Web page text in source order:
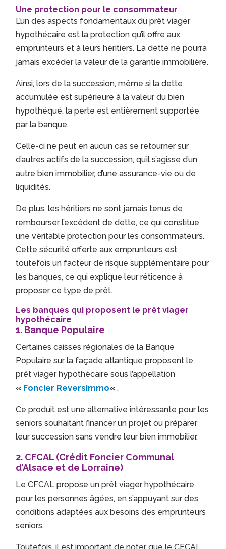
Une protection pour le consommateur
L’un des aspects fondamentaux du prêt viager
hypothécaire est la protection qu’il offre aux
emprunteurs et à leurs héritiers. La dette ne pourra
jamais excéder la valeur de la garantie immobilière.
Ainsi, lors de la succession, même si la dette
accumulée est supérieure à la valeur du bien
hypothéqué, la perte est entièrement supportée
par la banque.
Celle-ci ne peut en aucun cas se retourner sur
d’autres actifs de la succession, qu’il s’agisse d’un
autre bien immobilier, d’une assurance-vie ou de
liquidités.
De plus, les héritiers ne sont jamais tenus de
rembourser l’excédent de dette, ce qui constitue
une véritable protection pour les consommateurs.
Cette sécurité offerte aux emprunteurs est
toutefois un facteur de risque supplémentaire pour
les banques, ce qui explique leur réticence à
proposer ce type de prêt.
Les banques qui proposent le prêt viager
hypothécaire
1. Banque Populaire
Certaines caisses régionales de la Banque
Populaire sur la façade atlantique proposent le
prêt viager hypothécaire sous l’appellation
« Foncier Reversimmo«.
Ce produit est une alternative intéressante pour les
seniors souhaitant financer un projet ou préparer
leur succession sans vendre leur bien immobilier.
2. CFCAL (Crédit Foncier Communal
d’Alsace et de Lorraine)
Le CFCAL propose un prêt viager hypothécaire
pour les personnes âgées, en s’appuyant sur des
conditions adaptées aux besoins des emprunteurs
seniors.